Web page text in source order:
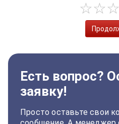
Есть вопрос?
заявку!
Просто оставьте свои